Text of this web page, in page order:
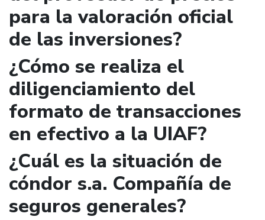
para la valoración oficial
de las inversiones?
¿Cómo se realiza el
diligenciamiento del
formato de transacciones
en efectivo a la UIAF?
¿Cuál es la situación de
cóndor s.a. Compañía de
seguros generales?